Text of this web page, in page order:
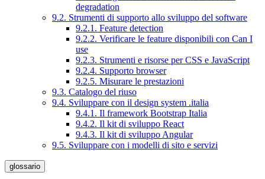
degradation
9.2. Strumenti di supporto allo sviluppo del software
9.2.1. Feature detection
9.2.2. Verificare le feature disponibili con Can I
use
9.2.3. Strumenti e risorse per CSS e JavaScript
9.2.4. Supporto browser
9.2.5. Misurare le prestazioni
9.3. Catalogo del riuso
9.4. Sviluppare con il design system .italia
9.4.1. Il framework Bootstrap Italia
9.4.2. Il kit di sviluppo React
9.4.3. Il kit di sviluppo Angular
9.5. Sviluppare con i modelli di sito e servizi
glossario